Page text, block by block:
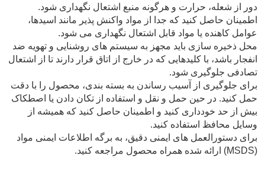
دور از شعله، حرارت و هرگونه منبع اشتعال نگهداری شود.
اطمینان حاصل کنید که جدا از مواد واکنش پذیر مانند اسیدها،
عوامل کاهنده یا مواد قابل اشتعال نگهداری می شود.
محل ذخیره سازی باید مجهز به سیستم های روشنایی و تهویه ضد
انفجار باشد، با کلیدهایی که در خارج از اتاق قرار دارند تا از اشتعال
تصادفی جلوگیری شود.
برای جلوگیری از آسیب رساندن به بسته بندی، محصول را با دقت
حمل کنید. در حین حمل و نقل و استفاده از تکان دادن یا اصطکاک
بیش از حد خودداری کنید و اطمینان حاصل کنید که همیشه از
وسایل محافظ استفاده کنید.
برای دستورالعمل های ایمنی دقیق، به برگه اطلاعات ایمنی مواد
(MSDS) ارائه شده همراه محصول مراجعه کنید.